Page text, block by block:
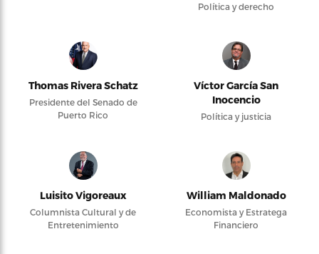
Política y derecho
Thomas Rivera Schatz
Presidente del Senado de
Puerto Rico
Víctor García San
Inocencio
Política y justicia
Luisito Vigoreaux
Columnista Cultural y de
Entretenimiento
William Maldonado
Economista y Estratega
Financiero